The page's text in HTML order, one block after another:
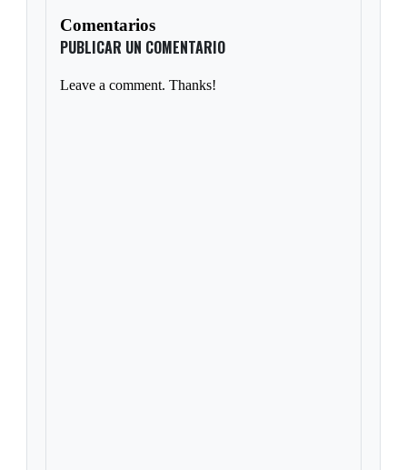
Comentarios
PUBLICAR UN COMENTARIO
Leave a comment. Thanks!